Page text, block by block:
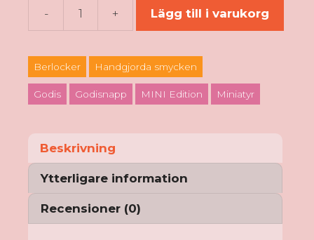
-
Godisnapp
-
Röd
Mini
+ Lägg till i varukorg
Berlocker Handgjorda smycken
Godis Godisnapp MINI Edition Miniatyr
Beskrivning
Ytterligare information
Recensioner (0)